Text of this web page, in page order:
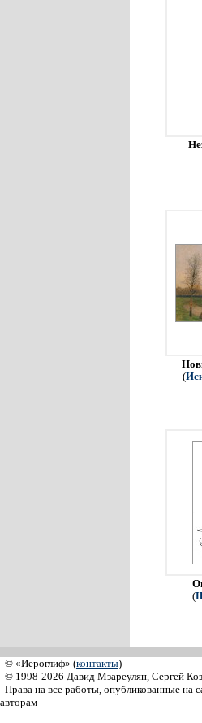
(
(
© «Иероглиф» (контакты)
© 1998-2026 Давид Мзареулян, Сергей
Права на все работы, опубликованные на
авторам